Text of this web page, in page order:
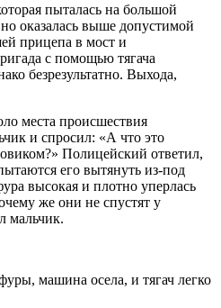
пыталась на большой
оказалась выше допустимой
прицепа в мост и
с помощью тягача
безрезультатно. Выхода,
места происшествия
и спросил: «А что это
Полицейский ответил,
его вытянуть из-под
высокая и плотно уперлась
же они не спустят у
мальчик.
машина осела, и тягач легко